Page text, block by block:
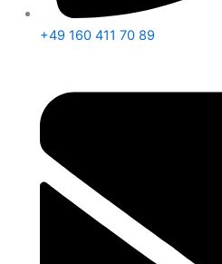
+49 160 411 70 89